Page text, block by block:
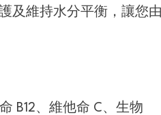
及維持水分平衡，讓您由
B12、維他命 C、生物